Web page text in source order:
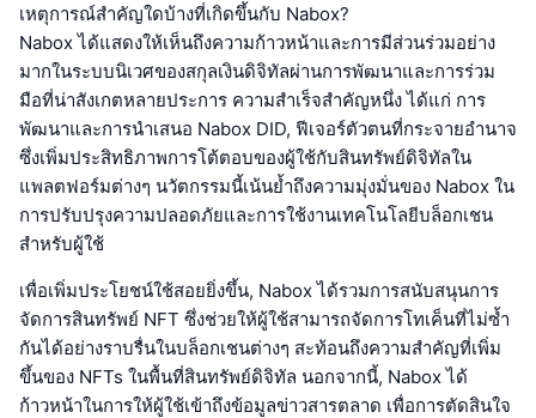
เหตุการณ์สำคัญใดบ้างที่เกิดขึ้นกับ Nabox?
Nabox ได้แสดงให้เห็นถึงความก้าวหน้าและการมีส่วนร่วมอย่าง
มากในระบบนิเวศของสกุลเงินดิจิทัลผ่านการพัฒนาและการร่วม
มือที่น่าสังเกตหลายประการ ความสำเร็จสำคัญหนึ่ง ได้แก่ การ
พัฒนาและการนำเสนอ Nabox DID, ฟีเจอร์ตัวตนที่กระจายอำนาจ
ซึ่งเพิ่มประสิทธิภาพการโต้ตอบของผู้ใช้กับสินทรัพย์ดิจิทัลใน
แพลตฟอร์มต่างๆ นวัตกรรมนี้เน้นย้ำถึงความมุ่งมั่นของ Nabox ใน
การปรับปรุงความปลอดภัยและการใช้งานเทคโนโลยีบล็อกเชน
สำหรับผู้ใช้
เพื่อเพิ่มประโยชน์ใช้สอยยิ่งขึ้น, Nabox ได้รวมการสนับสนุนการ
จัดการสินทรัพย์ NFT ซึ่งช่วยให้ผู้ใช้สามารถจัดการโทเค็นที่ไม่ซ้ำ
กันได้อย่างราบรื่นในบล็อกเชนต่างๆ สะท้อนถึงความสำคัญที่เพิ่ม
ขึ้นของ NFTs ในพื้นที่สินทรัพย์ดิจิทัล นอกจากนี้, Nabox ได้
ก้าวหน้าในการให้ผู้ใช้เข้าถึงข้อมูลข่าวสารตลาด เพื่อการตัดสินใจ